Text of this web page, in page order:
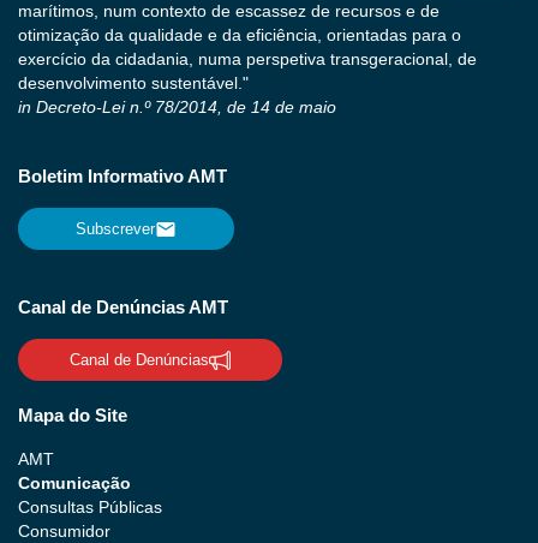
marítimos, num contexto de escassez de recursos e de
otimização da qualidade e da eficiência, orientadas para o
exercício da cidadania, numa perspetiva transgeracional, de
desenvolvimento sustentável."
in Decreto-Lei n.º 78/2014, de 14 de maio
Boletim Informativo AMT
Subscrever
Canal de Denúncias AMT
Canal de Denúncias
Mapa do Site
AMT
Comunicação
Consultas Públicas
Consumidor